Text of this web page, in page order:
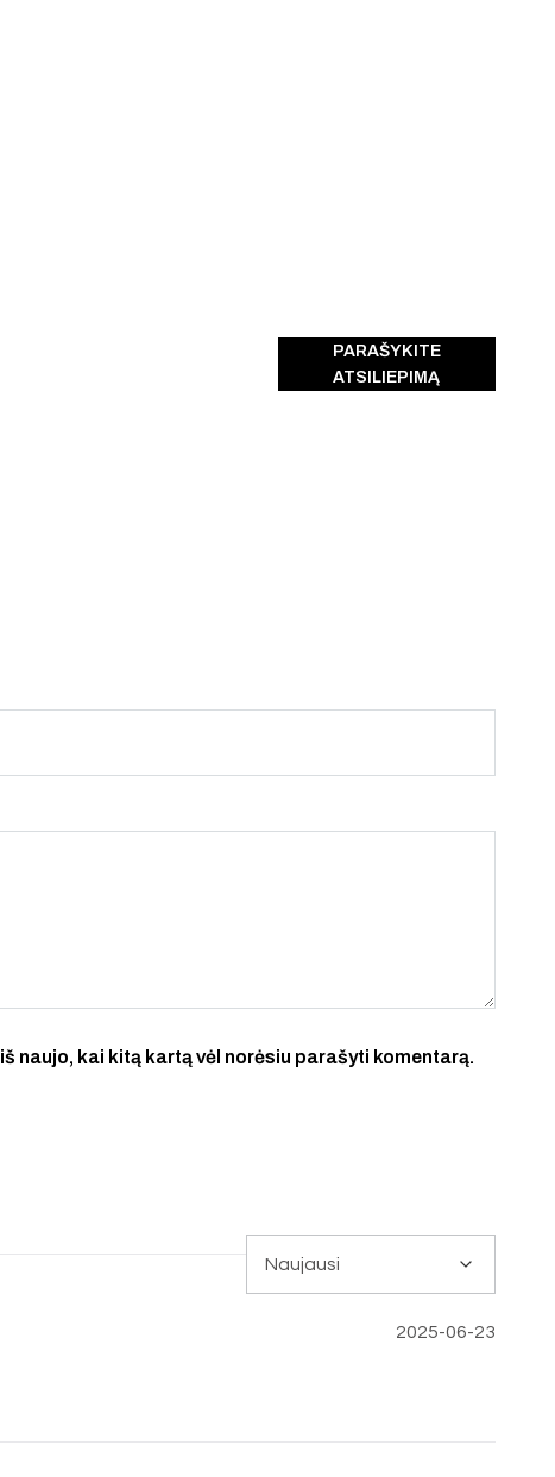
PARAŠYKITE
ATSILIEPIMĄ
naujo, kai kitą kartą vėl norėsiu parašyti komentarą.
2025-06-23